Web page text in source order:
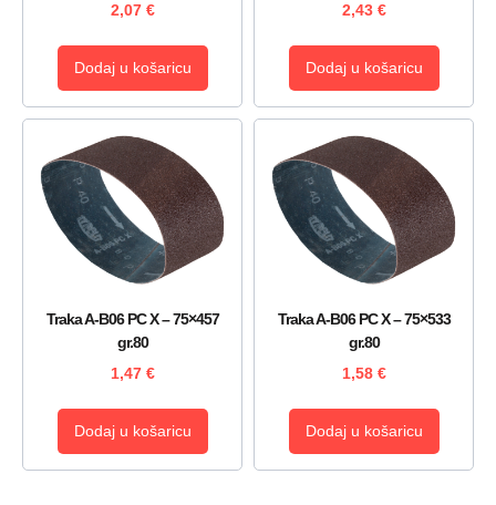
2,07 €
Dodaj u košaricu
2,43 €
Dodaj u košaricu
Traka A-B06 PC X – 75×457
gr.80
1,47 €
Dodaj u košaricu
Traka A-B06 PC X – 75×533
gr.80
1,58 €
Dodaj u košaricu